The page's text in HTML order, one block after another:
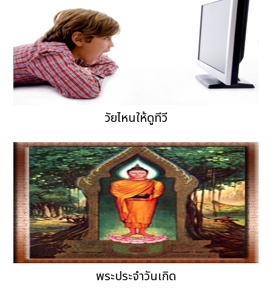
วัยไหนให้ดูทีวี
พระประจำวันเกิด